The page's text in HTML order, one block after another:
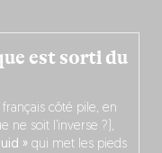
est sorti du
côté pile, en
ne soit l’inverse ?),
» qui met les pieds